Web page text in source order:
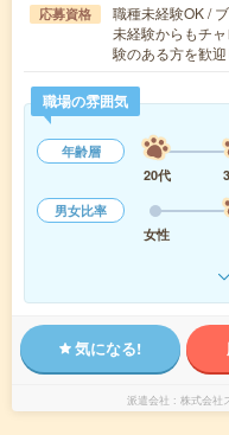
応募資格
職種未経験OK /
未経験からもチ
験のある方を歓
職場の雰囲気
年齢層
20代
男女比率
女性
気になる!
派遣会社 株式会社